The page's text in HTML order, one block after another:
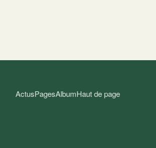
ActusPagesAlbumHaut de page